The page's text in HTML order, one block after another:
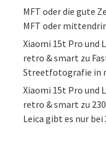
MFT oder die gute
MFT oder
Xiaomi 15t Pro und
retro & smart zu
Streetfotografie in
Xiaomi 15t Pro und
retro & smart zu
Leica gibt es nur bei